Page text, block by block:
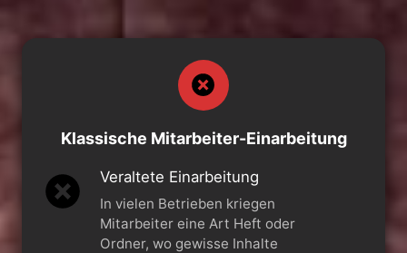
Klassische Mitarbeiter-Einarbeitung
Veraltete Einarbeitung
In vielen Betrieben kriegen
Mitarbeiter eine Art Heft oder
Ordner, wo gewisse Inhalte